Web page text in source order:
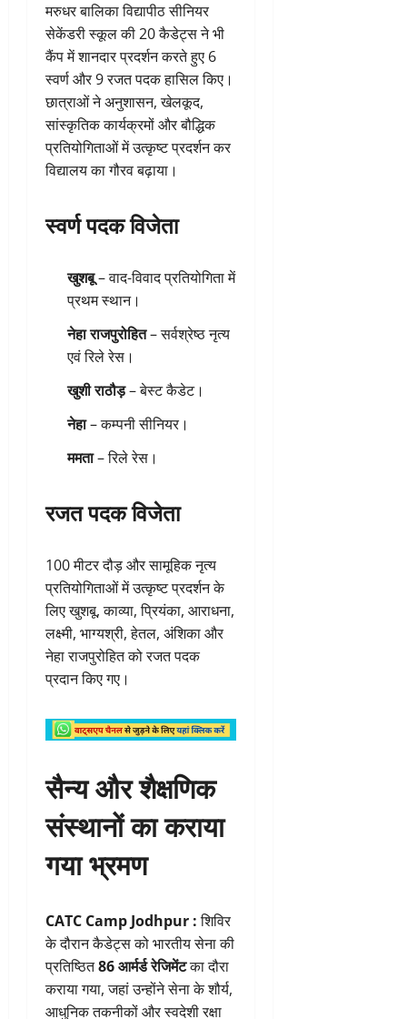
मरुधर बालिका विद्यापीठ सीनियर
सेकेंडरी स्कूल की 20 कैडेट्स ने भी
कैंप में शानदार प्रदर्शन करते हुए 6
स्वर्ण और 9 रजत पदक हासिल किए।
छात्राओं ने अनुशासन, खेलकूद,
सांस्कृतिक कार्यक्रमों और बौद्धिक
प्रतियोगिताओं में उत्कृष्ट प्रदर्शन कर
विद्यालय का गौरव बढ़ाया।
स्वर्ण पदक विजेता
खुशबू– वाद-विवाद प्रतियोगिता में
प्रथम स्थान।
नेहा राजपुरोहित– सर्वश्रेष्ठ नृत्य
एवं रिले रेस।
खुशी राठौड़– बेस्ट कैडेट।
नेहा– कम्पनी सीनियर।
ममता– रिले रेस।
रजत पदक विजेता
100 मीटर दौड़ और सामूहिक नृत्य
प्रतियोगिताओं में उत्कृष्ट प्रदर्शन के
लिए खुशबू, काव्या, प्रियंका, आराधना,
लक्ष्मी, भाग्यश्री, हेतल, अंशिका और
नेहा राजपुरोहित को रजत पदक
प्रदान किए गए।
सैन्य और शैक्षणिक
संस्थानों का कराया
गया भ्रमण
CATC Camp Jodhpur :शिविर
के दौरान कैडेट्स को भारतीय सेना की
प्रतिष्ठित86 आर्मर्ड रेजिमेंटका दौरा
कराया गया, जहां उन्होंने सेना के शौर्य,
आधुनिक तकनीकों और स्वदेशी रक्षा